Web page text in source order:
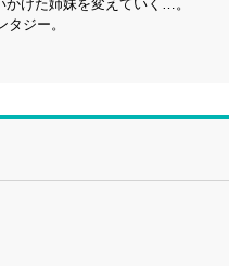
けた姉妹を変えていく…。
ジー。